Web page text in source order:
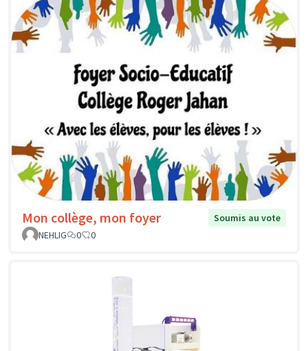
Mon collège, mon foyer
Soumis au vote
NEHLIG
0 0